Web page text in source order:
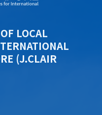
LOCAL
(J.CLAIR